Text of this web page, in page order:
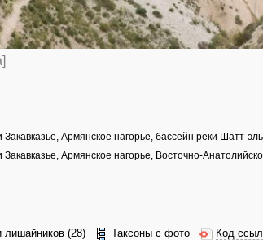
Армянское нагорье, бассейн реки Шатт-
Армянское нагорье, Восточно-
лишайников (28) Таксоны с фото Код